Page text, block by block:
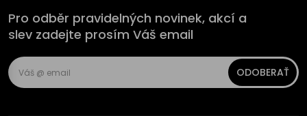
Pro odběr pravidelných novinek, akcí a
slev zadejte prosím Váš email
ODOBERAŤ